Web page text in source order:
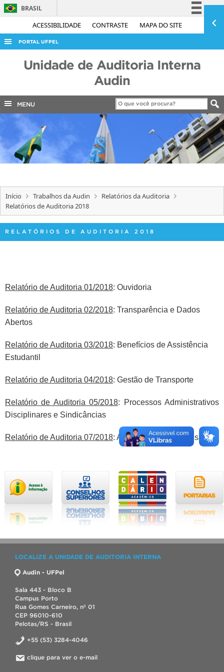
ACESSIBILIDADE CONTRASTE MAPA DO SITE
BRASIL
Simplifique!
Acesso à informação
Canais
PORTAL UFPEL
EDITAIS
INTERNACIONAL
OUVIDORIA
TELEFONES
Unidade de Auditoria Interna
Audin
MENU
Início Trabalhos da Audin
Relatórios da Auditoria
Relatórios de Auditoria 2018
RELATÓRIOS DE AUDITORIA 2018
Relatório de Auditoria 01/2018: Ouvidoria
Relatório de Auditoria 02/2018: Transparência e Dados
Abertos
Relatório de Auditoria 03/2018: Benefícios de Assistência
Estudantil
Relatório de Auditoria 04/2018: Gestão de Transporte
Relatório de Auditoria 05/2018: Processos Administrativos
Disciplinares e Sindicâncias
Relatório de Auditoria 07/2018: Acessibilidade e Inclusão
LOCALIZE A UNIDADE DE AUDITORIA INTERNA
Audin - UFPel
Sala 443 - Bloco B
Campus Porto
Rua Gomes Carneiro, nº 01
CEP 96010-610
Pelotas/RS - Brasil
+55 (53) 3284-4046
clique para ver o e-mail